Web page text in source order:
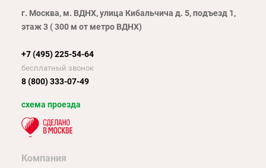
г. Москва, м. ВДНХ, улица Кибальчича д. 5, подъезд 1,
этаж 3 ( 300 м от метро ВДНХ)
+7 (495) 225-54-64
бесплатный звонок
8 (800) 333-07-49
схема проезда
Компания